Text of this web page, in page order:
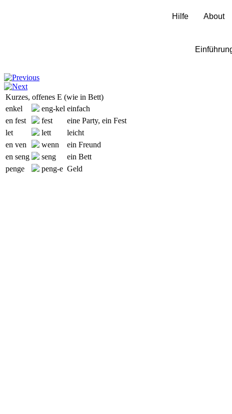
Hilfe About
Kurzes, offenes E (wie in Bett)
enkel
eng-kel einfach
en fest
fest
eine Party, ein Fest
let
lett
leicht
en ven
wenn
ein Freund
en seng
seng
ein Bett
penge
peng-e Geld